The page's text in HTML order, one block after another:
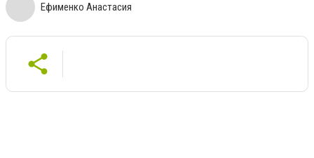
Ефименко Анастасия